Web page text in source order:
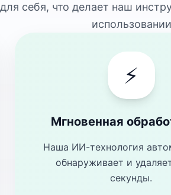
себя, что делает наш
использовании
⚡
Мгновенная
Наша ИИ-технология
обнаруживает и
секунды.